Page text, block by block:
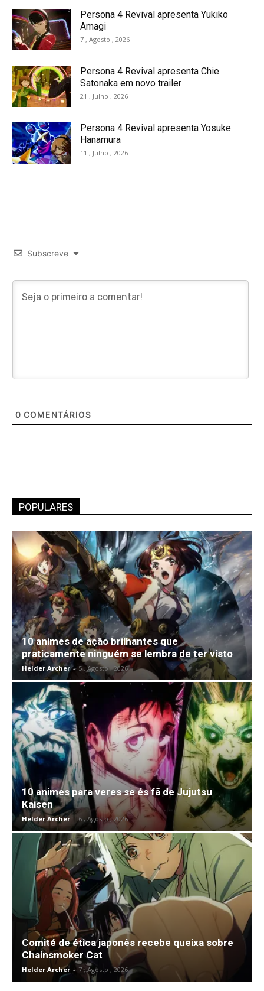
Persona 4 Revival apresenta Yukiko
Amagi
7 , Agosto , 2026
Persona 4 Revival apresenta Chie
Satonaka em novo trailer
21 , Julho , 2026
Persona 4 Revival apresenta Yosuke
Hanamura
11 , Julho , 2026
Subscreve
0 COMENTÁRIOS
POPULARES
10 animes de ação brilhantes que
praticamente ninguém se lembra de ter visto
Helder Archer - 5 , Agosto , 2026
10 animes para veres se és fã de Jujutsu
Kaisen
Helder Archer - 6 , Agosto , 2026
Comité de ética japonês recebe queixa sobre
Chainsmoker Cat
Helder Archer - 7 , Agosto , 2026